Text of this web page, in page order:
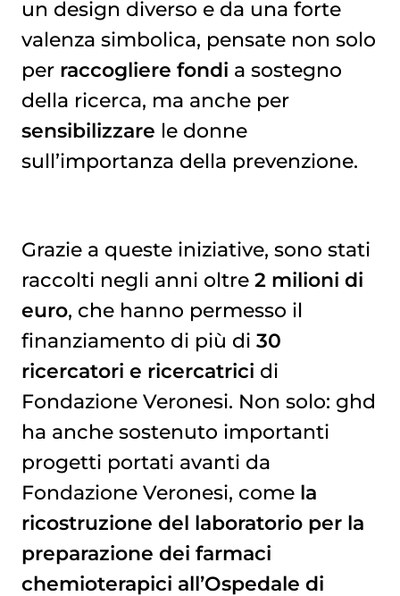
un design diverso e da una forte
valenza simbolica, pensate non solo
per raccogliere fondi a sostegno
della ricerca, ma anche per
sensibilizzare le donne
sull’importanza della prevenzione.
Grazie a queste iniziative, sono stati
raccolti negli anni oltre 2 milioni di
euro, che hanno permesso il
finanziamento di più di 30
ricercatori e ricercatrici di
Fondazione Veronesi. Non solo: ghd
ha anche sostenuto importanti
progetti portati avanti da
Fondazione Veronesi, come la
ricostruzione del laboratorio per la
preparazione dei farmaci
chemioterapici all’Ospedale di